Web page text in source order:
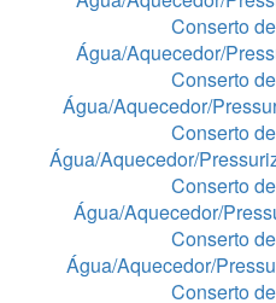
Conserto
Água/Aquecedor/
Conserto
Água/Aquecedor/
Conserto
Água/Aquecedor/
Conserto
Água/Aquecedor/
Conserto
Água/Aquecedor/
Conserto